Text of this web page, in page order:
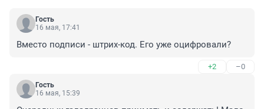
Гость
16 мая, 17:41
Вместо подписи - штрих-код. Его уже оцифровали?
+2 –0
Гость
16 мая, 15:39